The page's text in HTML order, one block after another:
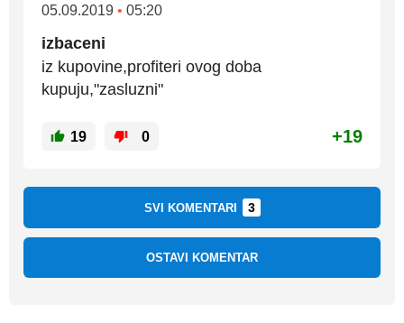
05.09.2019 • 05:20
izbaceni
iz kupovine,profiteri ovog doba
kupuju,"zasluzni"
19 0 +19
SVI KOMENTARI 3
OSTAVI KOMENTAR